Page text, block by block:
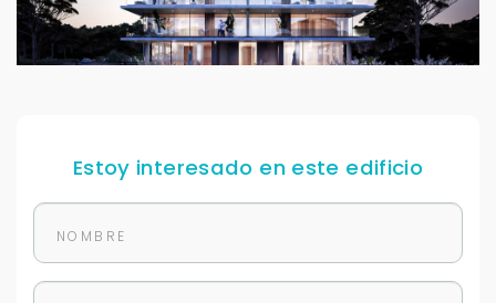
Estoy interesado en este edificio